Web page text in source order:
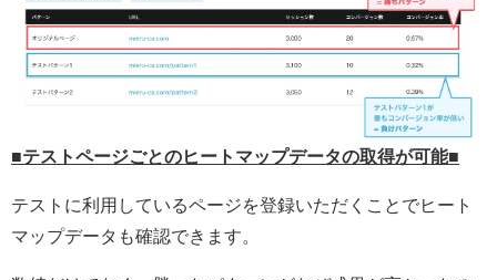
■テストページごとのヒートマップデータの取得が可能■
テストに利用しているページを登録いただくことでヒート
マップデータも確認できます。